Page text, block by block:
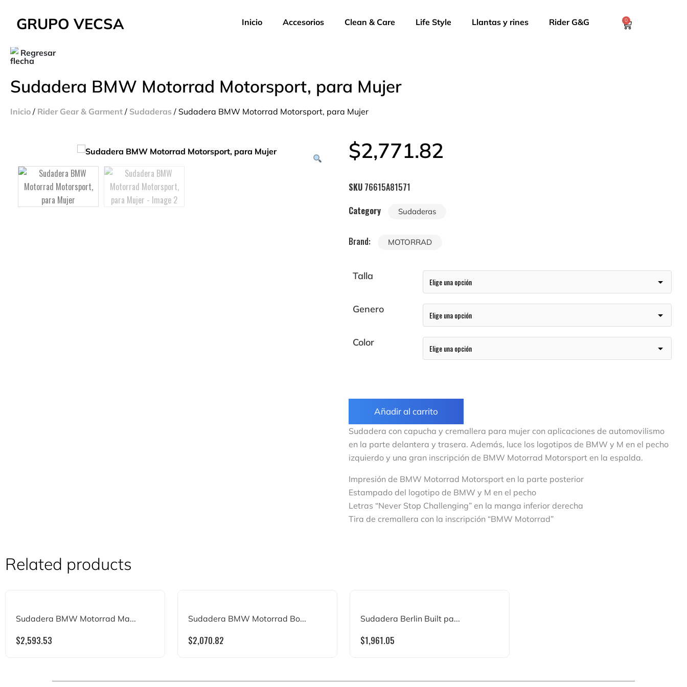
GRUPO VECSA Inicio Accesorios Clean & Care Life Style Llantas y rines Rider G&G 0
Regresar
Sudadera BMW Motorrad Motorsport, para Mujer
Inicio / Rider Gear & Garment / Sudaderas / Sudadera BMW Motorrad Motorsport, para Mujer
$2,771.82
SKU 76615A81571
Category
Sudaderas
Brand: MOTORRAD
Talla
Genero
Color
Añadir al carrito
Sudadera con capucha y cremallera para mujer con aplicaciones de automovilismo
en la parte delantera y trasera. Además, luce los logotipos de BMW y M en el pecho
izquierdo y una gran inscripción de BMW Motorrad Motorsport en la espalda.
Impresión de BMW Motorrad Motorsport en la parte posterior
Estampado del logotipo de BMW y M en el pecho
Letras “Never Stop Challenging” en la manga inferior derecha
Tira de cremallera con la inscripción “BMW Motorrad”
Related products
Sudadera BMW Motorrad Ma...
$2,593.53
Sudadera BMW Motorrad Bo...
$2,070.82
Sudadera Berlin Built pa...
$1,961.05